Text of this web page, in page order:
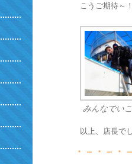
こうご期待～
みんなでい
以上、店長で
・－・－・